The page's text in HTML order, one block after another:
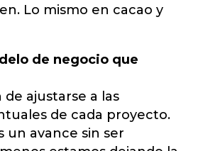
Lo mismo en cacao y
de negocio que
de ajustarse a las
de cada proyecto.
un avance sin ser